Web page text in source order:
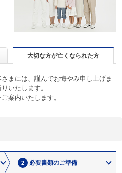
大切な方が亡くなられた方
まには、謹んでお悔やみ申し上げま
いたします。
案内いたします。
2 必要書類のご準備